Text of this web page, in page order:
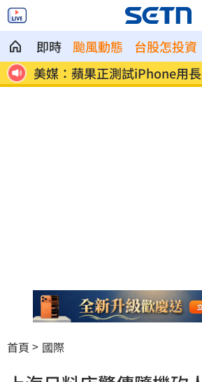
即時 颱風動態 台股怎投資
美媒：蘋果正測試iPhone用
首頁 國際